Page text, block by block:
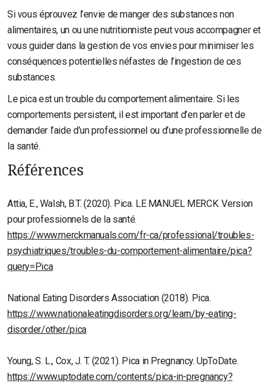
Si vous éprouvez l’envie de manger des substances non
alimentaires, un ou une nutritionniste peut vous accompagner et
vous guider dans la gestion de vos envies pour minimiser les
conséquences potentielles néfastes de l’ingestion de ces
substances.
Le pica est un trouble du comportement alimentaire. Si les
comportements persistent, il est important d’en parler et de
demander l’aide d’un professionnel ou d’une professionnelle de
la santé.
Références
Attia, E., Walsh, B.T. (2020). Pica. LE MANUEL MERCK. Version
pour professionnels de la santé.
https://www.merckmanuals.com/fr-ca/professional/troubles-
psychiatriques/troubles-du-comportement-alimentaire/pica?
query=Pica
National Eating Disorders Association (2018). Pica.
https://www.nationaleatingdisorders.org/learn/by-eating-
disorder/other/pica
Young, S. L., Cox, J. T. (2021). Pica in Pregnancy. UpToDate.
https://www.uptodate.com/contents/pica-in-pregnancy?